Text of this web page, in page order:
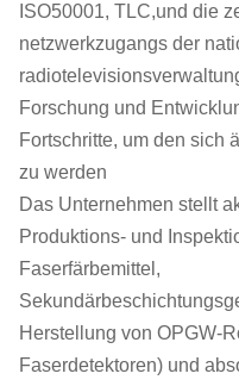
ISO50001, TLC,und die
netzwerkzugangs der
Forschung und
Fortschritte, um den sich
zu werden
Das Unternehmen stellt
Produktions- und
Faserfärbemittel,
Herstellung von OPGW-
Faserdetektoren) und